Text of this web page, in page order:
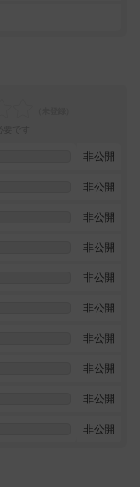
非公開
非公開
非公開
非公開
非公開
非公開
非公開
非公開
非公開
非公開